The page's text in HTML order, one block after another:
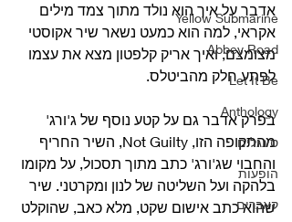
Yellow Submarine
Abbey Road
Let It Be
Anthology
סינגלים
הופעות
קאברים
אדבר על איך הוא נולד מתוך צמד מילים
אקראי, למה הוא כמעט נשאר שיר אקוסטי
מצומצם, ואיך אריק קלפטון מצא את עצמו
לפתע חלק מהביטלס.
בפרק אדבר גם על קטע נוסף של ג'ורג'
מהתקופה הזו, Not Guilty, השיר החריף
והחבוי שג'ורג' כתב מתוך תסכול, על מקומו
בלהקה ועל השליטה של לנון ומקרטני. שיר
שהוא כתב אישום שקט, מלא כאב, שהוקלט